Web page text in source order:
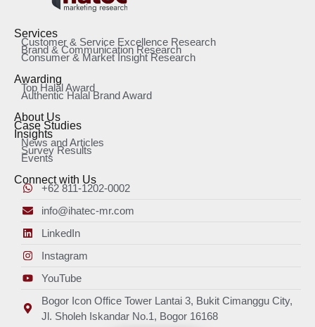
Services
Customer & Service Excellence Research
Brand & Communication Research
Consumer & Market Insight Research
Awarding
Top Halal Award
Authentic Halal Brand Award
About Us
Case Studies
Insights
News and Articles
Survey Results
Events
Connect with Us
+62 811-1202-0002
info@ihatec-mr.com
LinkedIn
Instagram
YouTube
Bogor Icon Office Tower Lantai 3, Bukit Cimanggu City,
Jl. Sholeh Iskandar No.1, Bogor 16168